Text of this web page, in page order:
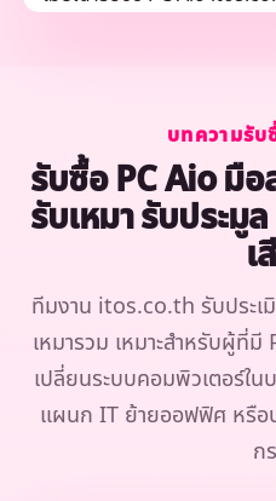
บทความรับ
รับซื้อ PC Aio มือ
รับเหมา รับประมู
เ
ทีมงาน itos.co.th รับประเ
เหมารวม เหมาะสำหรับผู้ที่
เปลี่ยนระบบคอมพิวเตอร์ใ
แผนก IT ย้ายออฟฟิศ หรือ
ก